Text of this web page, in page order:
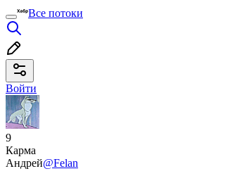
Все потоки
Войти
9
Карма
Андрей@Felan